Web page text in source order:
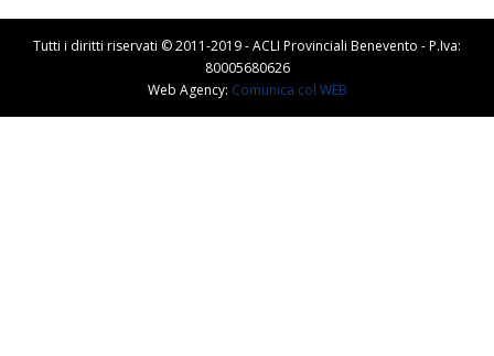
Tutti i diritti riservati © 2011-2019 - ACLI Provinciali Benevento - P.Iva:
80005680626
Web Agency: Comunica col WEB